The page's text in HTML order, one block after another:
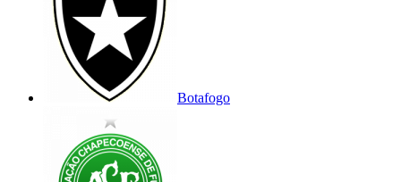
Botafogo